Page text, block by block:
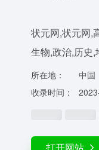
状元网,状元网,
生物,政治,历史
所在地：
中国
收录时间：